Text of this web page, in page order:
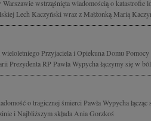
wstrząśnięta wiadomością o katastrofie
Lech Kaczyński wraz z Małżonką Marią
Przyjaciela i Opiekuna Domu
Prezydenta RP Pawła Wypycha łączymy się w
o tragicznej śmierci Pawła Wypycha
i Najbliższym składa Ania Gorzkoś